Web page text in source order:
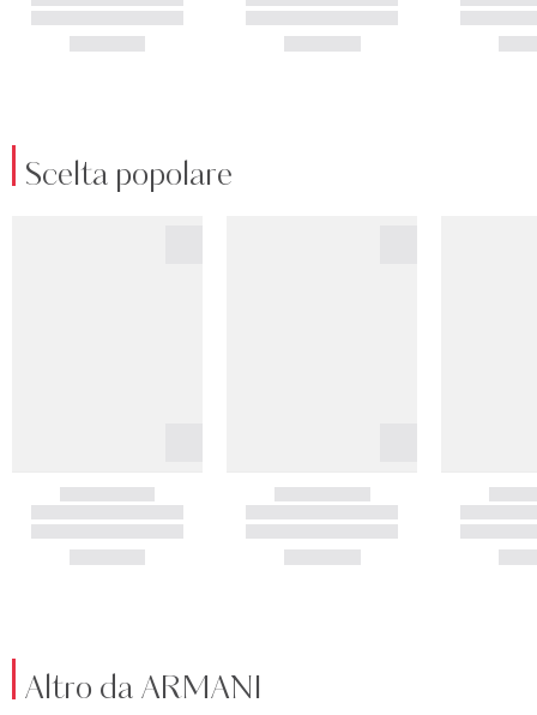
Scelta popolare
Altro da ARMANI